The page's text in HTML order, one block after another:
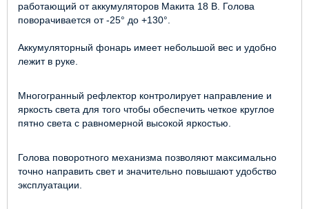
работающий от аккумуляторов Макита 18 В. Голова
поворачивается от -25° до +130°.
Аккумуляторный фонарь имеет небольшой вес и удобно
лежит в руке.
Многогранный рефлектор контролирует направление и
яркость света для того чтобы обеспечить четкое круглое
пятно света с равномерной высокой яркостью.
Голова поворотного механизма позволяют максимально
точно направить свет и значительно повышают удобство
эксплуатации.